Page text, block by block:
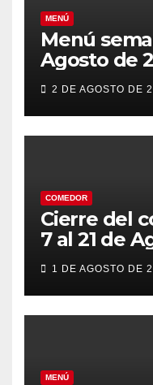
MENÚ
Menú
Agosto de
2 DE AGOSTO DE
COMEDOR
Cierre del
7 al 21 de
vacaciones
1 DE AGOSTO DE
MENÚ